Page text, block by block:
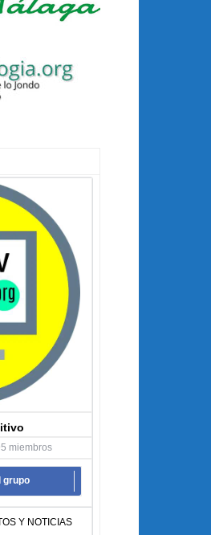
miembros
grupo
Y NOTICIAS